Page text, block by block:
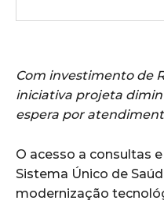
Com investimento de
iniciativa projeta
espera por
O acesso a consultas
Sistema Único de
modernização